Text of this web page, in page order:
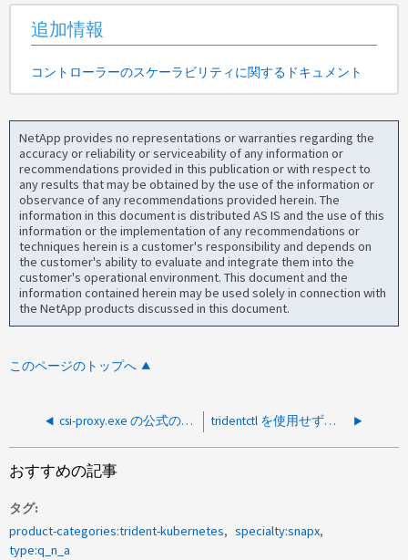
追加情報
コントローラーのスケーラビリティに関するドキュメント
NetApp provides no representations or warranties regarding the
accuracy or reliability or serviceability of any information or
recommendations provided in this publication or with respect to
any results that may be obtained by the use of the information or
observance of any recommendations provided herein. The
information in this document is distributed AS IS and the use of this
information or the implementation of any recommendations or
techniques herein is a customer's responsibility and depends on
the customer's ability to evaluate and integrate them into the
customer's operational environment. This document and the
information contained herein may be used solely in connection with
the NetApp products discussed in this document.
このページのトップへ
csi-proxy.exe の公式の場所はありますか？ tridentctl を使用せずにインストールした Trident 環境に tridentctl は必要ですか。
おすすめの記事
タグ
product-categories:trident-kubernetes
specialty:snapx
type:q_n_a